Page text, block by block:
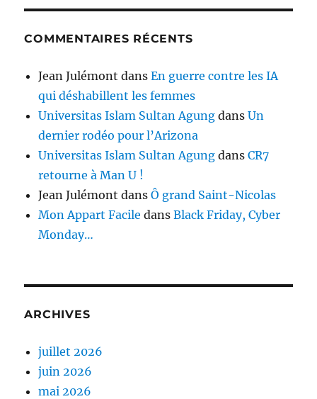
COMMENTAIRES RÉCENTS
Jean Julémont dansEn guerre contre les IA
qui déshabillent les femmes
Universitas Islam Sultan Agung dansUn
dernier rodéo pour l’Arizona
Universitas Islam Sultan Agung dansCR7
retourne à Man U !
Jean Julémont dansÔ grand Saint-Nicolas
Mon Appart Facile dansBlack Friday, Cyber
Monday…
ARCHIVES
juillet 2026
juin 2026
mai 2026